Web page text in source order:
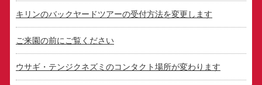
キリンのバックヤードツアーの受付方法を変更します
ご来園の前にご覧ください
ウサギ・テンジクネズミのコンタクト場所が変わります